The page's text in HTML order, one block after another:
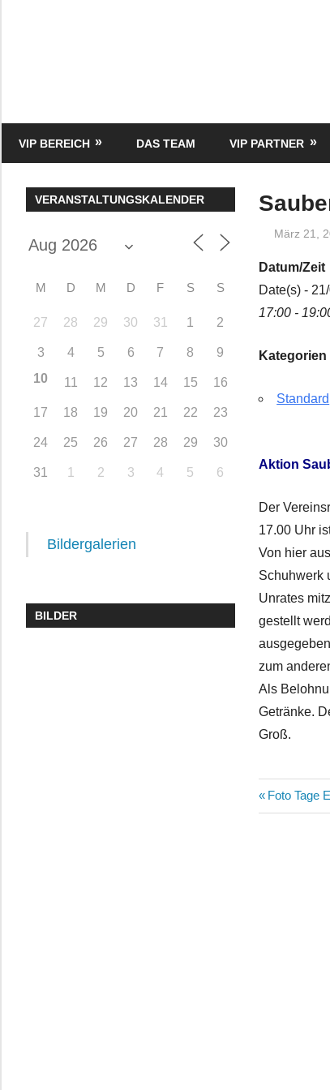
Media
VIP BEREICH DAS TEAM VIP PARTNER
März 21,
Datum/Zeit
Date(s) -
17:00 -
Kategorien
Standard
Aktion
Der
17.00 Uhr
Von hier
Schuhwerk
Unrates
gestellt
zum
Als
Getränke.
Groß.
Vorheriger
Beitrag:
Foto Tage
VERANSTALTUNGSKALENDER
M D M D F S S
27 28 29 30 31 1 2
3 4 5 6 7 8
9
10
11 12 13 14 15 16
17 18 19 20 21 22 23
24 25 26 27 28 29 30
31 1 2 3 4 5 6
Bildergalerien
BILDER